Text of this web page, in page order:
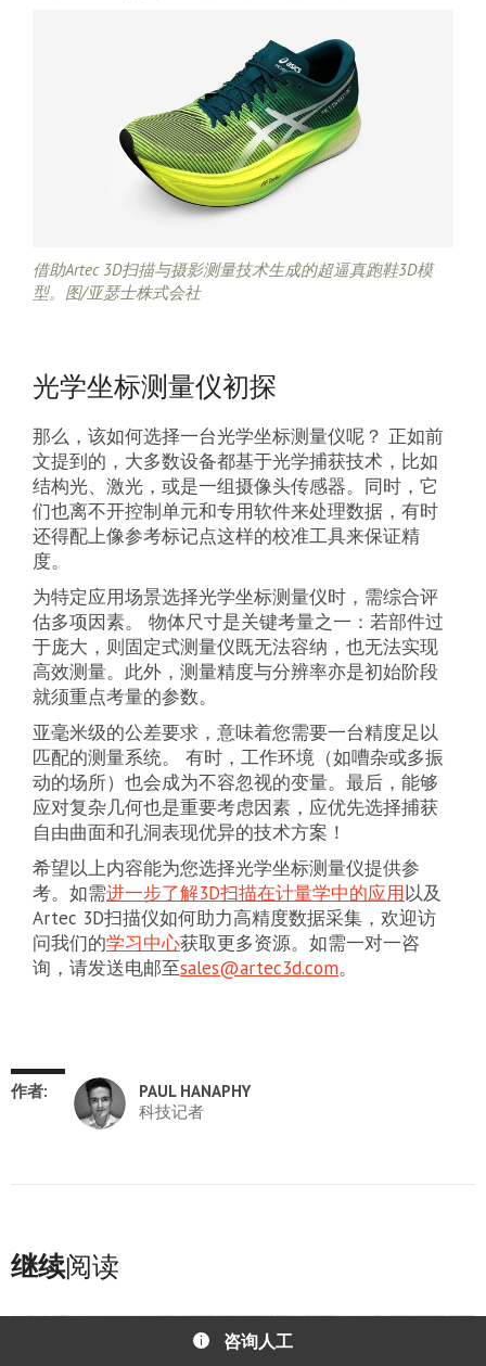
借助Artec 3D扫描与摄影测量技术生成的超逼真跑鞋3D模
型。图/亚瑟士株式会社
光学坐标测量仪初探
那么，该如何选择一台光学坐标测量仪呢？ 正如前
文提到的，大多数设备都基于光学捕获技术，比如
结构光、激光，或是一组摄像头传感器。同时，它
们也离不开控制单元和专用软件来处理数据，有时
还得配上像参考标记点这样的校准工具来保证精
度。
为特定应用场景选择光学坐标测量仪时，需综合评
估多项因素。 物体尺寸是关键考量之一：若部件过
于庞大，则固定式测量仪既无法容纳，也无法实现
高效测量。此外，测量精度与分辨率亦是初始阶段
就须重点考量的参数。
亚毫米级的公差要求，意味着您需要一台精度足以
匹配的测量系统。 有时，工作环境（如嘈杂或多振
动的场所）也会成为不容忽视的变量。最后，能够
应对复杂几何也是重要考虑因素，应优先选择捕获
自由曲面和孔洞表现优异的技术方案！
希望以上内容能为您选择光学坐标测量仪提供参
考。如需进一步了解3D扫描在计量学中的应用以及
Artec 3D扫描仪如何助力高精度数据采集，欢迎访
问我们的学习中心获取更多资源。如需一对一咨
询，请发送电邮至sales@artec3d.com。
作者:
PAUL HANAPHY
科技记者
继续阅读
咨询人工